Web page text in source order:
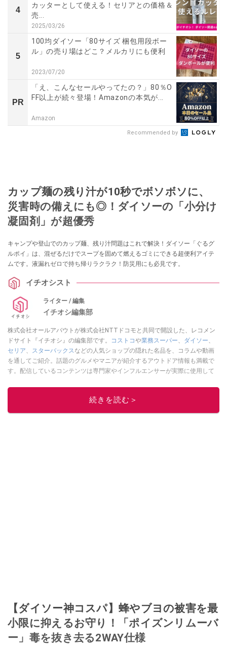
4
カッターとして使える！セリアとの価格＆
売...
2025/03/26
5
100均ダイソー「80サイズ 梱包用段ボー
ル」の売り場はどこ？メルカリにも便利
2023/07/20
PR
「え、こんなセールやってたの？」80％O
FF以上が続々登場！Amazonの本気が...
Amazon
Recommended by
カップ麺の残り汁が10秒でボソボソに、
災害時の備えにも◎！ダイソーの「小分け
凝固剤」が超優秀
キャンプや登山でのカップ麺、残り汁問題はこれで解決！ダイソー「ぐるグ
ルポイ」は、混ぜるだけでスープを固めて燃えるゴミにできる超便利アイテ
ムです。液漏れゼロで持ち帰りラクラク！防災用にも必見です。
イチオシスト
ライター / 編集
イチオシ編集部
株式会社オールアバウトが株式会社NTTドコモと共同で開設した、レコメン
ドサイト『イチオシ』の編集部です。
コストコや業務スーパー、 ダイソー、
セリア、 スターバックスなどの人気ショップの隠れた名品を、コラムや動画
を通してご紹介。話題のグルメやマニアが紹介するアウトドア情報も満載で
す。配信しているコンテンツは専門家やインフルエンサーが実際に使用して
ニュースでフォロー
続きを読む＞
【ダイソー神コスパ】蜂やブヨの被害を最
小限に抑えるお守り！「ポイズンリムーバ
ー」毒を抜き去る2WAY仕様